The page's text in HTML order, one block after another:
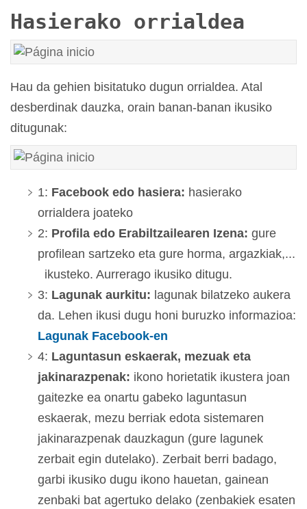
Hasierako orrialdea
Hau da gehien bisitatuko dugun orrialdea. Atal
desberdinak dauzka, orain banan-banan ikusiko
ditugunak:
1: Facebook edo hasiera: hasierako
orrialdera joateko
2: Profila edo Erabiltzailearen Izena: gure
profilean sartzeko eta gure horma, argazkiak,...
ikusteko. Aurrerago ikusiko ditugu.
3: Lagunak aurkitu: lagunak bilatzeko aukera
da. Lehen ikusi dugu honi buruzko informazioa:
Lagunak Facebook-en
4: Laguntasun eskaerak, mezuak eta
jakinarazpenak: ikono horietatik ikustera joan
gaitezke ea onartu gabeko laguntasun
eskaerak, mezu berriak edota sistemaren
jakinarazpenak dauzkagun (gure lagunek
zerbait egin dutelako). Zerbait berri badago,
garbi ikusiko dugu ikono hauetan, gainean
zenbaki bat agertuko delako (zenbakiek esaten